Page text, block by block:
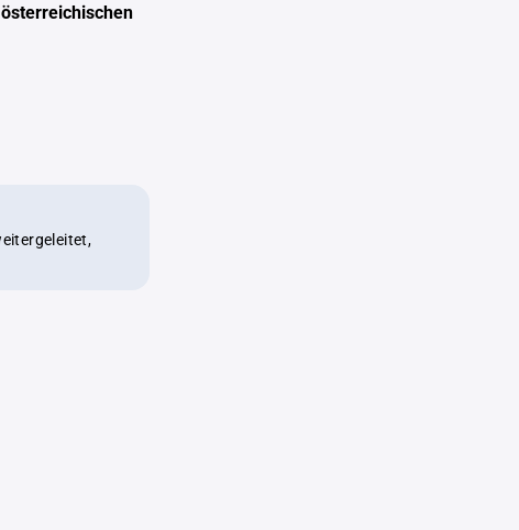
österreichischen